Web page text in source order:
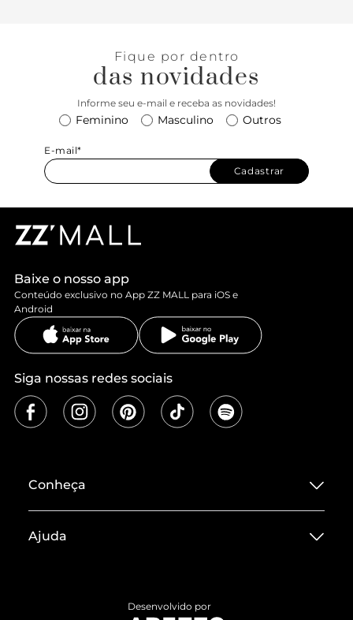
Fique por dentro
das novidades
Informe seu e-mail e receba as novidades!
Feminino Masculino Outros
E-mail*
Cadastrar
Baixe o nosso app
Conteúdo exclusivo no App ZZ MALL para iOS e
Android
Siga nossas redes sociais
Conheça
Termos de Uso
Ajuda
Desenvolvido por